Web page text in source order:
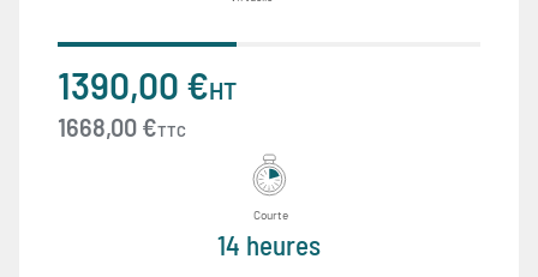
1390,00 €HT
1668,00 €TTC
Courte
14 heures